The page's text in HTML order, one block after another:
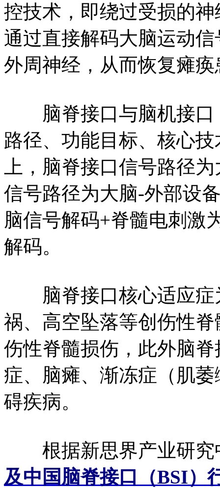
控技术，即绕过受损的
通过直接解码大脑运动
外周神经，从而恢复瘫
脑脊接口与脑机接口
路径、功能目标、核心
上，脑脊接口信号路径
信号路径为大脑-外部设
脑信号解码+脊髓电刺激
解码。
脑脊接口核心适应症
祸、高空坠落等创伤性
伤性脊髓损伤，此外脑
症、脑瘫、渐冻症（肌
碍疾病。
根据新思界产业研究
及中国脑脊接口（BSI）